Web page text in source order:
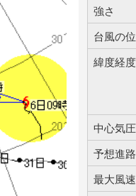
強さ
台風の
緯度経度
中心気圧
予想進路
最大風速